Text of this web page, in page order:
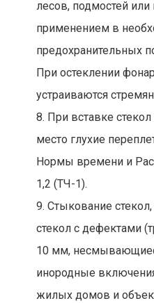
лесов, подмостей
применением в
предохранительных
При остеклении
устраиваются
8. При вставке
место глухие
Нормы времени и
1,2 (ТЧ-1).
9. Стыкование
стекол с дефектами
10 мм,
инородные
жилых домов и